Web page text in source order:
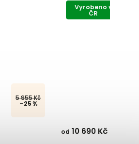
13 160 Kč
až
–27 %
Vyrobeno v
ČR
5 990 Kč